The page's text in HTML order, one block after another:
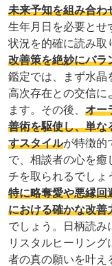
未来予知を組み合わ
生年月日を必要とせ
状況を的確に読み取
改善策を絶妙にバラ
鑑定では、まず水晶
高次存在との交信に
ます。その後、 オー
善術を駆使し、単な
すスタイルが特徴的
で、相談者の心を癒
チを取られるでしょ
特に略奪愛や悪縁回
における確かな改善
でしょう。日柄読み
リスタルヒーリン
者の真の願いを叶え